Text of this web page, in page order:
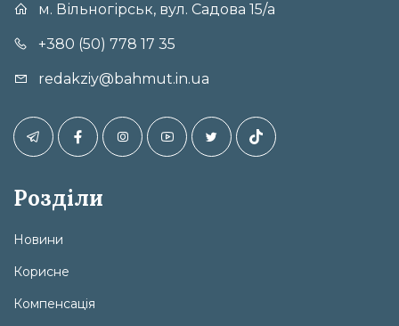
м. Вільногірськ, вул. Садова 15/а
+380 (50) 778 17 35
redakziy@bahmut.in.ua
Розділи
Новини
Корисне
Компенсація